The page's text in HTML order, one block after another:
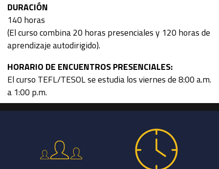
DURACIÓN
140 horas
(El curso combina 20 horas presenciales y 120 horas de
aprendizaje autodirigido).
HORARIO DE ENCUENTROS PRESENCIALES:
El curso TEFL/TESOL se estudia los viernes de 8:00 a.m.
a 1:00 p.m.